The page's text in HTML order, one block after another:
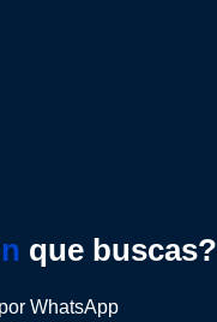
que buscas?
WhatsApp